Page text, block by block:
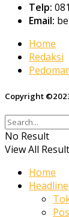
Telp:
Email:
Home
Redaksi
Copyright
No Result
View All Result
Home
Headline